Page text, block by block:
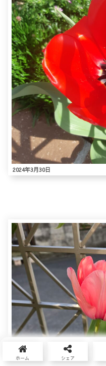
2024年3月30日
ホーム シェア